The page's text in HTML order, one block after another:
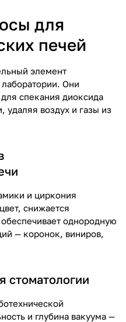
для
печей
элемент
Они
спекания диоксида
удаляя воздух и газы из
и циркония
снижается
однородную
— коронок, виниров,
стоматологии
и глубина вакуума —